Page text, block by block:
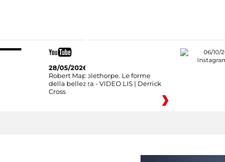
28/05/2026
Robert Mapplethorpe. Le forme
della bellezza - VIDEO LIS | Derrick
Cross